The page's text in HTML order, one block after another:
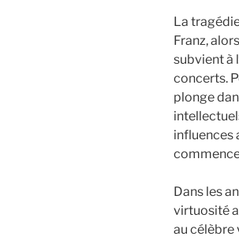
La
Franz,
subvient à
concerts.
plonge
influences
Dans les
virtuosité
au célèbre